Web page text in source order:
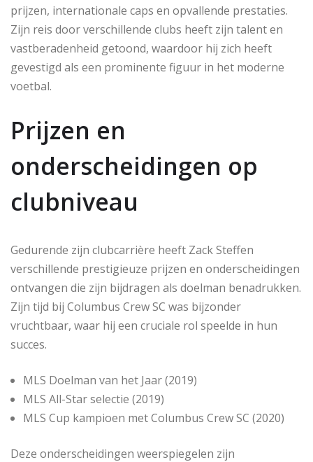
prijzen, internationale caps en opvallende prestaties.
Zijn reis door verschillende clubs heeft zijn talent en
vastberadenheid getoond, waardoor hij zich heeft
gevestigd als een prominente figuur in het moderne
voetbal.
Prijzen en
onderscheidingen op
clubniveau
Gedurende zijn clubcarrière heeft Zack Steffen
verschillende prestigieuze prijzen en onderscheidingen
ontvangen die zijn bijdragen als doelman benadrukken.
Zijn tijd bij Columbus Crew SC was bijzonder
vruchtbaar, waar hij een cruciale rol speelde in hun
succes.
MLS Doelman van het Jaar (2019)
MLS All-Star selectie (2019)
MLS Cup kampioen met Columbus Crew SC (2020)
Deze onderscheidingen weerspiegelen zijn